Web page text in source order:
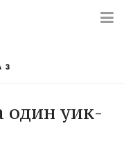
один уик-